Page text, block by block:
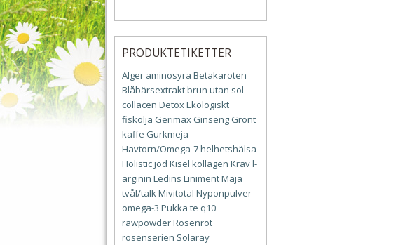
PRODUKTETIKETTER
Alger aminosyra Betakaroten
Blåbärsextraktbrun utan sol
collacen DetoxEkologiskt
fiskolja Gerimax Ginseng Grönt
kaffe Gurkmeja
Havtorn/Omega-7helhetshälsa
Holisticjod Kisel kollagen Kravl-
arginin Ledins LinimentMaja
tvål/talkMivitotal Nyponpulver
omega-3 Pukka te q10
rawpowderRosenrot
rosenserien Solaray